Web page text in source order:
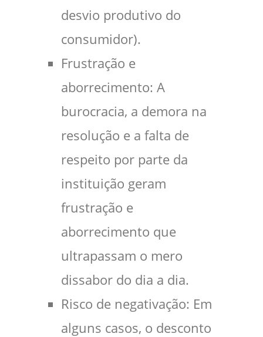
desvio produtivo do
consumidor).
Frustração e
aborrecimento: A
burocracia, a demora na
resolução e a falta de
respeito por parte da
instituição geram
frustração e
aborrecimento que
ultrapassam o mero
dissabor do dia a dia.
Risco de negativação: Em
alguns casos, o desconto